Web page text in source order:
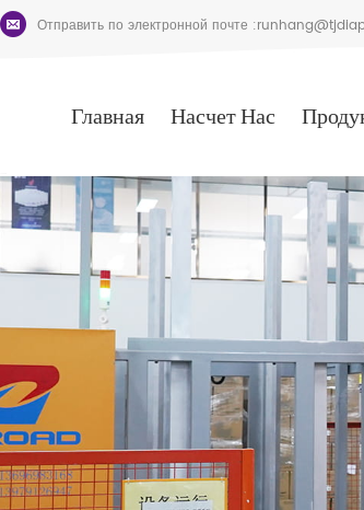
Отправить по электронной почте :
Главная Насчет Нас